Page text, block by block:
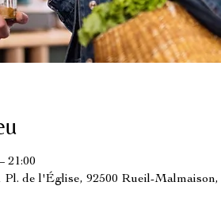
21:00
Pl. de l'Église, 92500 Rueil-